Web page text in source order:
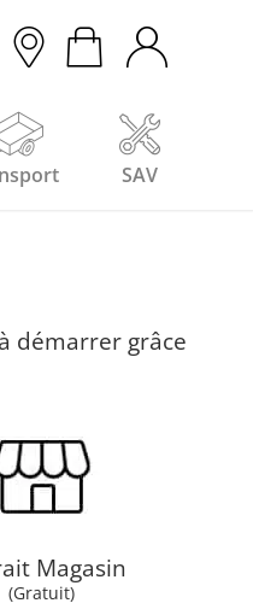
SAV
démarrer grâce
Magasin
(Gratuit)